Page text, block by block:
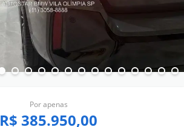
Por apenas
R$ 385.950,00